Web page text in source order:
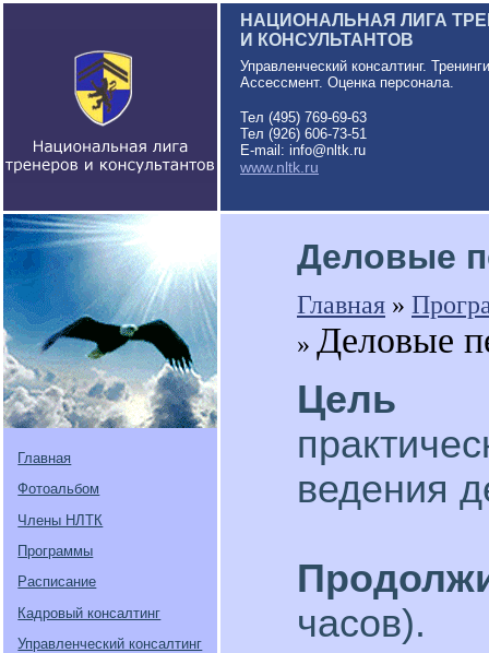
НАЦИОНАЛЬНАЯ ЛИГА
И КОНСУЛЬТАНТОВ
Управленческий консалтинг.
Ассессмент. Оценка персонала.
Тел (495) 769-69-63
Тел (926) 606-73-51
E-mail: info@nltk.ru
www.nltk.ru
Главная
Фотоальбом
Члены НЛТК
Программы
Расписание
Кадровый консалтинг
Управленческий консалтинг
Деловые
Главная »
» Деловые
Цель
ведения
часов).